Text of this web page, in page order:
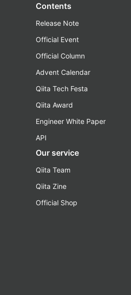
Contents
Release Note
Official Event
Official Column
Advent Calendar
Qiita Tech Festa
Qiita Award
Engineer White Paper
API
Our service
Qiita Team
Qiita Zine
Official Shop